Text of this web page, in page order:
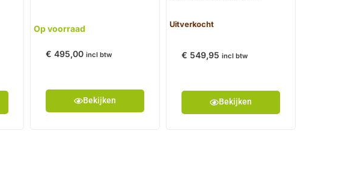
Op voorraad
€ 495,00 incl btw
Bekijken
Uitverkocht
€ 549,95 incl btw
Bekijken